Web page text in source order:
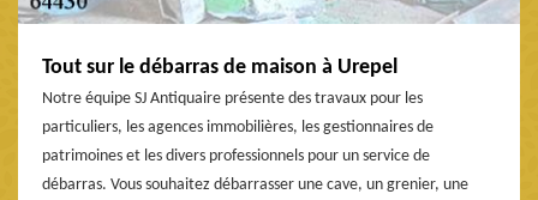
Tout sur le débarras de maison à Urepel
Notre équipe SJ Antiquaire présente des travaux pour les
particuliers, les agences immobilières, les gestionnaires de
patrimoines et les divers professionnels pour un service de
débarras. Vous souhaitez débarrasser une cave, un grenier, une